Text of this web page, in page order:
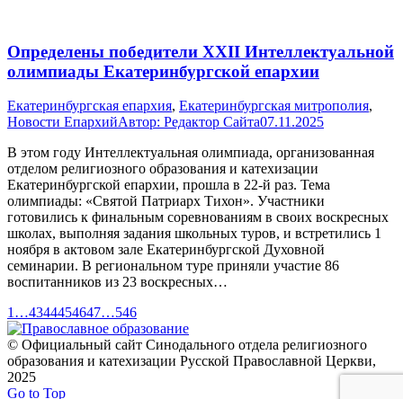
Определены победители XXII Интеллектуальной
олимпиады Екатеринбургской епархии
Екатеринбургская епархия, Екатеринбургская митрополия,
Новости ЕпархийАвтор: Редактор Сайта07.11.2025
В этом году Интеллектуальная олимпиада, организованная
отделом религиозного образования и катехизации
Екатеринбургской епархии, прошла в 22-й раз. Тема
олимпиады: «Святой Патриарх Тихон». Участники
готовились к финальным соревнованиям в своих воскресных
школах, выполняя задания школьных туров, и встретились 1
ноября в актовом зале Екатеринбургской Духовной
семинарии. В региональном туре приняли участие 86
воспитанников из 23 воскресных…
1 …4344454647…546
© Официальный сайт Синодального отдела религиозного
образования и катехизации Русской Православной Церкви,
2025
Go to Top